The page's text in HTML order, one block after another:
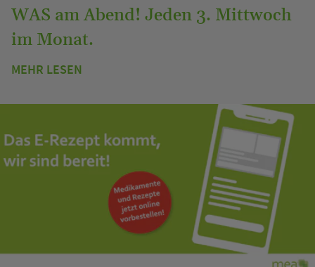
WAS am Abend! Jeden 3. Mittwoch
im Monat.
MEHR LESEN